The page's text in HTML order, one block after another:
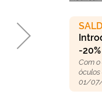
-
Com
óculos
01/